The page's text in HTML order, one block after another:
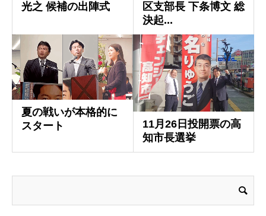
光之 候補の出陣式
区支部長 下条博文 総
決起...
夏の戦いが本格的に
スタート
11月26日投開票の高
知市長選挙